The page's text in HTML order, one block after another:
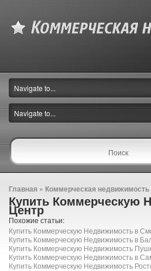
Главная » Коммерческая недвижимость
Купить Коммерческую
Центр
Похожие статьи:
Купить Коммерческую Недвижимость в
Купить Коммерческую Недвижимость в
Купить Коммерческую Недвижимость
Купить Коммерческую Недвижимость в
Купить Коммерческую Недвижимость